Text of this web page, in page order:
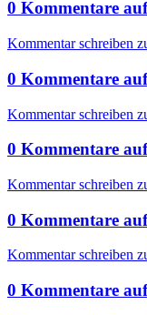
0 Kommentare
Kommentar schreiben
0 Kommentare
Kommentar schreiben
0 Kommentare
Kommentar schreiben
0 Kommentare
Kommentar schreiben
0 Kommentare